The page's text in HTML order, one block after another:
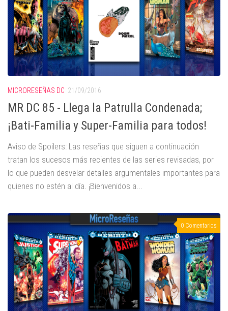
MICRORESEÑAS DC 21/09/2016
MR DC 85 - Llega la Patrulla Condenada;
¡Bati-Familia y Super-Familia para todos!
Aviso de Spoilers: Las reseñas que siguen a continuación
tratan los sucesos más recientes de las series revisadas, por
lo que pueden desvelar detalles argumentales importantes para
quienes no estén al día. ¡Bienvenidos a...
0 Comentarios